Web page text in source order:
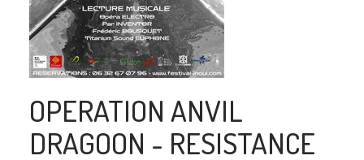
OPERATION ANVIL
DRAGOON - RESISTANCE